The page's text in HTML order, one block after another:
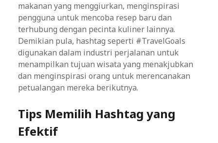
makanan yang menggiurkan, menginspirasi
pengguna untuk mencoba resep baru dan
terhubung dengan pecinta kuliner lainnya.
Demikian pula, hashtag seperti #TravelGoals
digunakan dalam industri perjalanan untuk
menampilkan tujuan wisata yang menakjubkan
dan menginspirasi orang untuk merencanakan
petualangan mereka berikutnya.
Tips Memilih Hashtag yang
Efektif